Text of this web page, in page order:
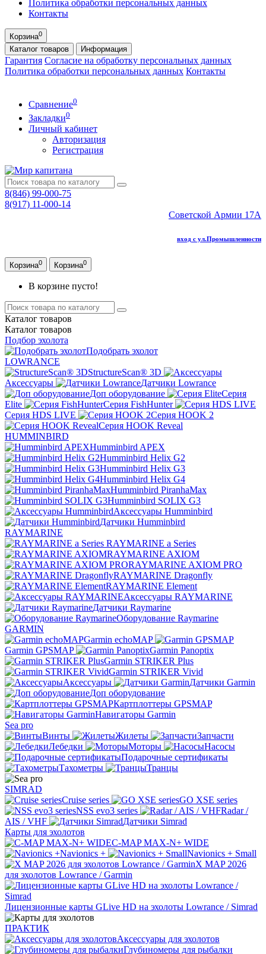
Политика обработки персональных данных
Контакты
Корзина0
Каталог товаров Информация
Гарантия Согласие на обработку персональных данных
Политика обработки персональных данных Контакты
Сравнение0
Закладки0
Личный кабинет
Авторизация
Регистрация
8(846) 99-000-75
8(917) 11-000-14
Советской Армии 17А
вход с ул.Промышленности
Корзина0 Корзина0
В корзине пусто!
Каталог товаров
Каталог товаров
Подбор эхолота
Подобрать эхолот
LOWRANCE
StructureScan® 3D
Аксессуары
Датчики Lowrance
Доп оборудование
Серия
Elite
Серия FishHunter
Серия HDS LIVE
Серия HOOK 2
Серия HOOK Reveal
HUMMINBIRD
Humminbird APEX
Humminbird Helix G2
Humminbird Helix G3
Humminbird Helix G4
Humminbird PiranhaMax
Humminbird SOLIX G3
Аксессуары Humminbird
Датчики Humminbird
RAYMARINE
RAYMARINE a Series
RAYMARINE AXIOM
RAYMARINE AXIOM PRO
RAYMARINE Dragonfly
RAYMARINE Element
Аксессуары RAYMARINE
Датчики Raymarine
Оборудование Raymarine
GARMIN
Garmin echoMAP
Garmin GPSMAP
Garmin Panoptix
Garmin STRIKER Plus
Garmin STRIKER Vivid
Аксессуары
Датчики Garmin
Доп оборудование
Картплоттеры GPSMAP
Навигаторы Garmin
Sea pro
Винты
Жилеты
Запчасти
Лебедки
Моторы
Насосы
Подарочные сертификаты
Тахометры
Транцы
SIMRAD
Cruise series
GO XSE series
NSS evo3 series
Radar /
AIS / VHF
Датчики Simrad
Карты для эхолотов
C-MAP MAX-N+ WIDE
Navionics +
Navionics + Small
X MAP 2026
для эхолотов Lowrance / Garmin
Лицензионные карты GLive HD на эхолоты Lowrance / Simrad
ПРАКТИК
Аксессуары для эхолотов
Глубиномеры для рыбалки